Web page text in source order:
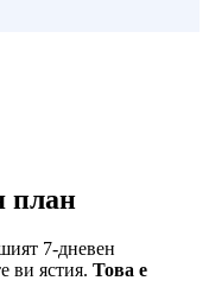
план
7-дневен
ви ястия. Това е